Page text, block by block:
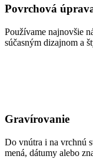
Povrchová
Používame najnovšie
súčasným dizajnom a
Gravírovanie
Do vnútra i na vrchnú
mená, dátumy alebo